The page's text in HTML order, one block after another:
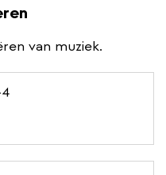
van muziek.